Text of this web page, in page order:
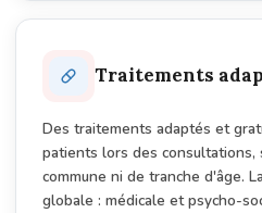
Traitements
Des traitements adaptés et
patients lors des consultations,
commune ni de tranche d'âge.
globale : médicale et psycho-